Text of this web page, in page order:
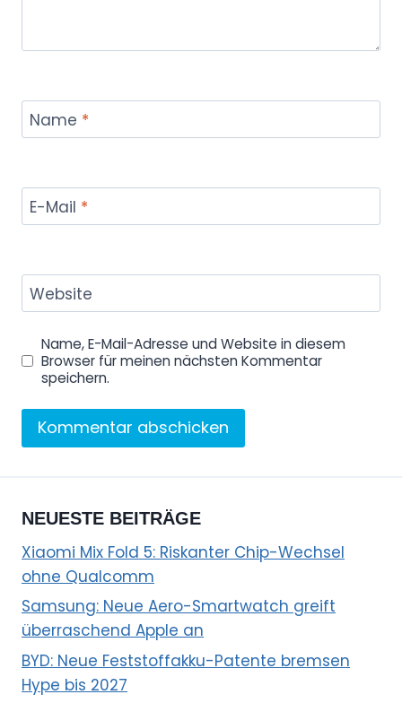
Name *
E-Mail *
Website
Name, E-Mail-Adresse und Website in diesem
Browser für meinen nächsten Kommentar
speichern.
NEUESTE BEITRÄGE
Xiaomi Mix Fold 5: Riskanter Chip-Wechsel
ohne Qualcomm
Samsung: Neue Aero-Smartwatch greift
überraschend Apple an
BYD: Neue Feststoffakku-Patente bremsen
Hype bis 2027